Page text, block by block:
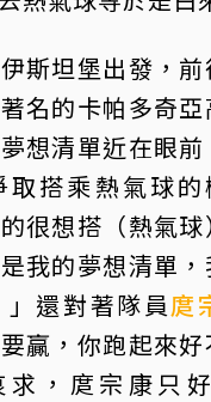
斯坦堡出發，
名的卡帕多奇
想清單近在眼
搭乘熱氣球的
很想搭（熱氣
我的夢想清單
還對著隊員庹
要贏，你跑起來
求，庹宗康只